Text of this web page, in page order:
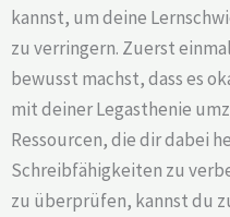
kannst, um deine
zu verringern. Zuerst
bewusst machst, dass es
mit deiner Legasthenie
Ressourcen, die dir dabei
Schreibfähigkeiten zu
zu überprüfen, kannst du